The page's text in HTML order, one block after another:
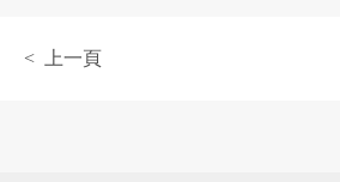
< 上一頁